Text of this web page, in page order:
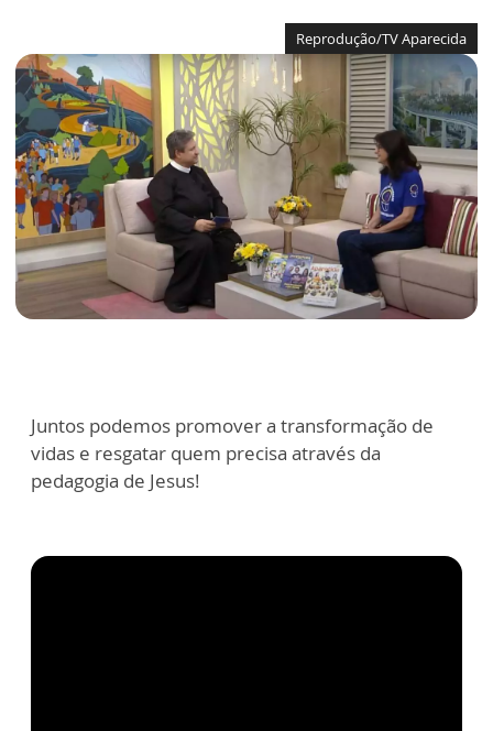
Reprodução/TV Aparecida
Juntos podemos promover a transformação de
vidas e resgatar quem precisa através da
pedagogia de Jesus!